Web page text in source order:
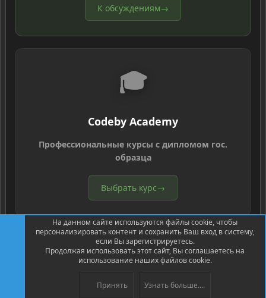
К обсуждениям→
🎓
Codeby Academy
Профессиональные курсы с дипломом гос.
образца
Выбрать курс→
® © 2010-2026 XenForo Ltd.
© Jason Axelrod of 8WAYRUN
На данном сайте используются файлы cookie, чтобы
персонализировать контент и сохранить Ваш вход в систему,
если Вы зарегистрируетесь.
Продолжая использовать этот сайт, Вы соглашаетесь на
использование наших файлов cookie.
Принять Узнать больше....